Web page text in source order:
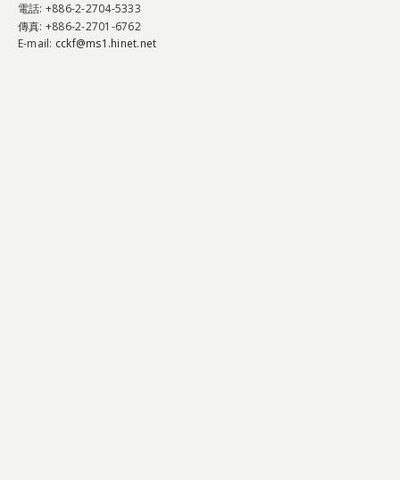
電話: +886-2-2704-5333
傳真: +886-2-2701-6762
E-mail: cckf@ms1.hinet.net